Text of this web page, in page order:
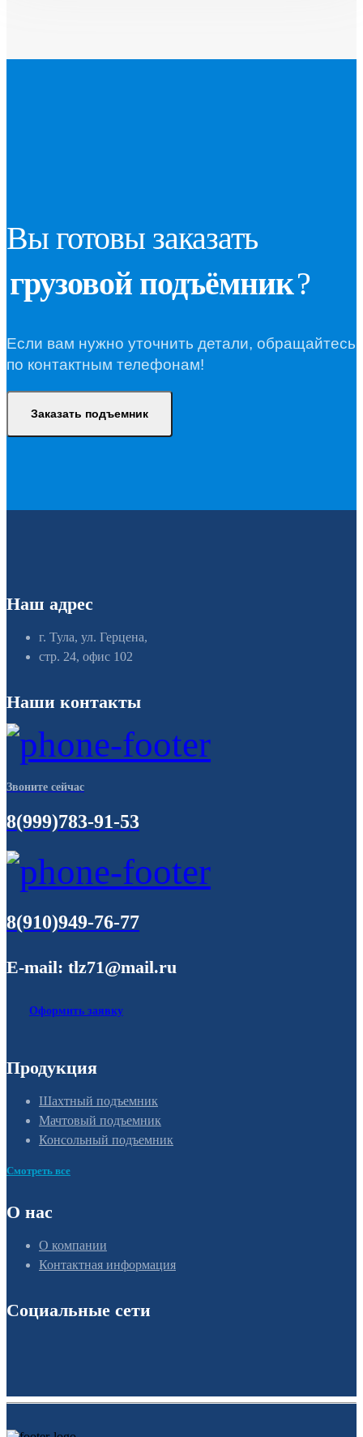
Вы готовы заказать
грузовой подъёмник?
Если вам нужно уточнить детали, обращайтесь
по контактным телефонам!
Заказать подъемник
Наш адрес
г. Тула, ул. Герцена,
стр. 24, офис 102
Наши контакты
Звоните сейчас
8(999)783-91-53
8(910)949-76-77
E-mail: tlz71@mail.ru
Оформить заявку
Продукция
Шахтный подъемник
Мачтовый подъемник
Консольный подъемник
Смотреть все
О нас
О компании
Контактная информация
Социальные сети